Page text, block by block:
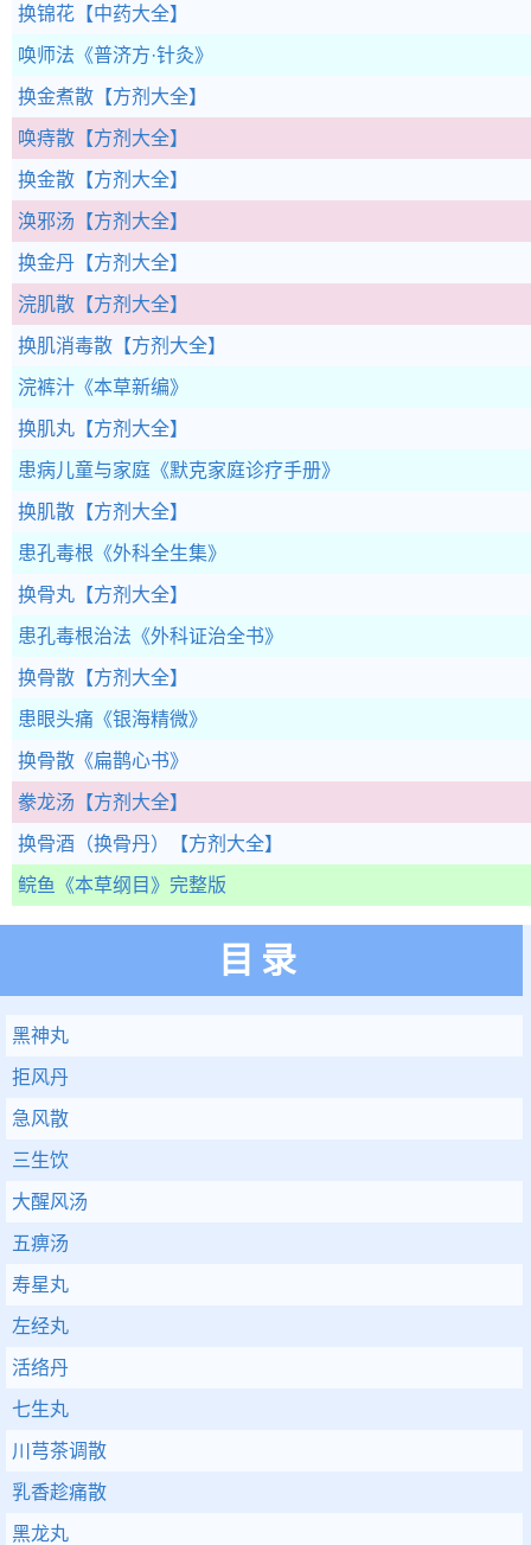
换锦花 【中药大全】
唤师法 《普济方·针灸》
换金煮散 【方剂大全】
唤痔散 【方剂大全】
换金散 【方剂大全】
涣邪汤 【方剂大全】
换金丹 【方剂大全】
浣肌散 【方剂大全】
换肌消毒散 【方剂大全】
浣裤汁 《本草新编》
换肌丸 【方剂大全】
患病儿童与家庭 《默克家庭诊疗手册》
换肌散 【方剂大全】
患孔毒根 《外科全生集》
换骨丸 【方剂大全】
患孔毒根治法 《外科证治全书》
换骨散 【方剂大全】
患眼头痛 《银海精微》
换骨散 《扁鹊心书》
豢龙汤 【方剂大全】
换骨酒（换骨丹） 【方剂大全】
鲩鱼 《本草纲目》完整版
目录
黑神丸
拒风丹
急风散
三生饮
大醒风汤
五痹汤
寿星丸
左经丸
活络丹
七生丸
川芎茶调散
乳香趁痛散
黑龙丸